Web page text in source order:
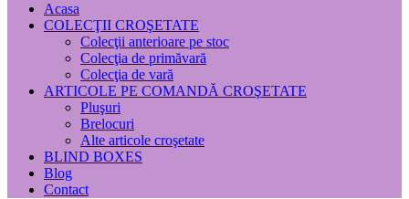
Acasa
COLECŢII CROŞETATE
Colecţii anterioare pe stoc
Colecţia de primăvară
Colecţia de vară
ARTICOLE PE COMANDĂ CROŞETATE
Pluşuri
Brelocuri
Alte articole croşetate
BLIND BOXES
Blog
Contact